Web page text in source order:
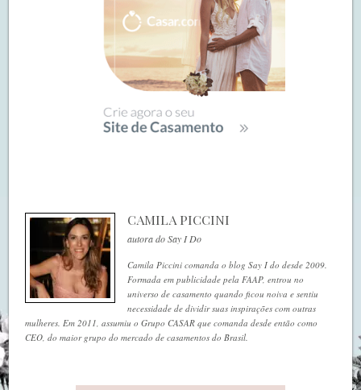
CAMILA PICCINI
autora do Say I Do
Camila Piccini comanda o blog Say I do desde 2009.
Formada em publicidade pela FAAP, entrou no
universo de casamento quando ficou noiva e sentiu
necessidade de dividir suas inspirações com outras
mulheres. Em 2011, assumiu o Grupo CASAR que comanda desde então como
CEO, do maior grupo do mercado de casamentos do Brasil.